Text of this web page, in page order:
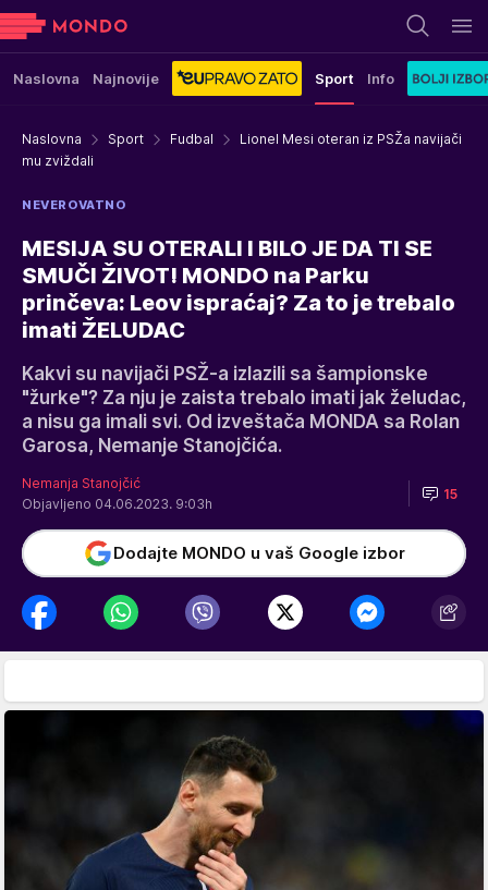
Naslovna Najnovije Sport Info
Naslovna Sport Fudbal
Lionel Mesi oteran iz PSŽa navijači
mu zviždali
NEVEROVATNO
MESIJA SU OTERALI I BILO JE DA TI SE
SMUČI ŽIVOT! MONDO na Parku
prinčeva: Leov ispraćaj? Za to je trebalo
imati ŽELUDAC
Kakvi su navijači PSŽ-a izlazili sa šampionske
"žurke"? Za nju je zaista trebalo imati jak želudac,
a nisu ga imali svi. Od izveštača MONDA sa Rolan
Garosa, Nemanje Stanojčića.
Nemanja Stanojčić
Objavljeno 04.06.2023. 9:03h
15
Dodajte MONDO u vaš Google izbor